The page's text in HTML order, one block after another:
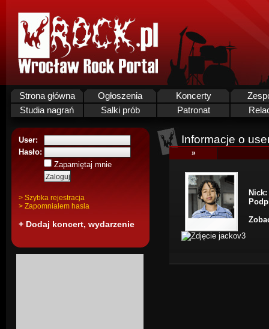
Strona główna Ogłoszenia Koncerty
Studia nagrań
Salki prób Patronat
User:
Hasło:
Zapamiętaj mnie
> Szybka rejestracja
> Zapomnialem hasla
+ Dodaj koncert, wydarzenie
Informacje o
»
Nick: